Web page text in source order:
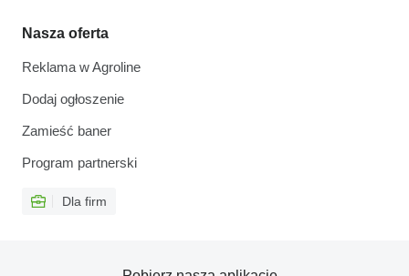
Nasza oferta
Reklama w Agroline
Dodaj ogłoszenie
Zamieść baner
Program partnerski
Dla firm